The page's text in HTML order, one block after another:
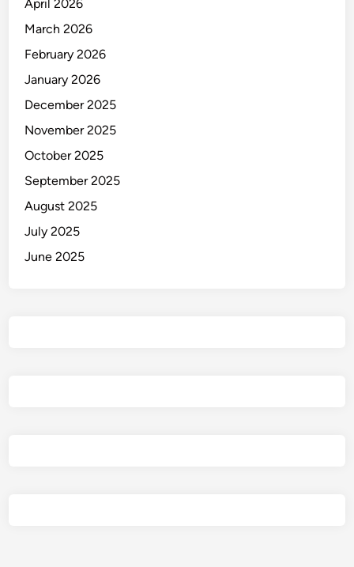
April 2026
March 2026
February 2026
January 2026
December 2025
November 2025
October 2025
September 2025
August 2025
July 2025
June 2025